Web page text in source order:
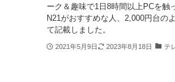
ーク＆趣味で1日8時間以上PCを触
N21がおすすめな人、2,000円台の
て記載しました。
2021年5月9日 2023年8月18日 テ